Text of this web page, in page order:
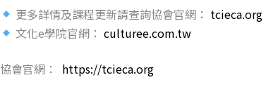
更多詳情及課程更新請查詢協會官網： tcieca.org
文化e學院官網：culturee.com.tw
協會官網： https://tcieca.org